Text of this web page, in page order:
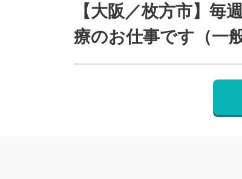
【大阪／枚方市】
療のお仕事です（一